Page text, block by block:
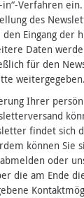
Verfahren
des
Eingang der
Daten
für den
weitergegeben.
Ihrer
findet sich
können Sie
oder
die am Ende